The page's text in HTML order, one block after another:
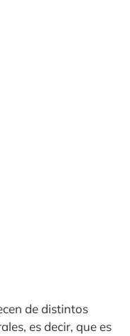
de distintos
es decir, que es